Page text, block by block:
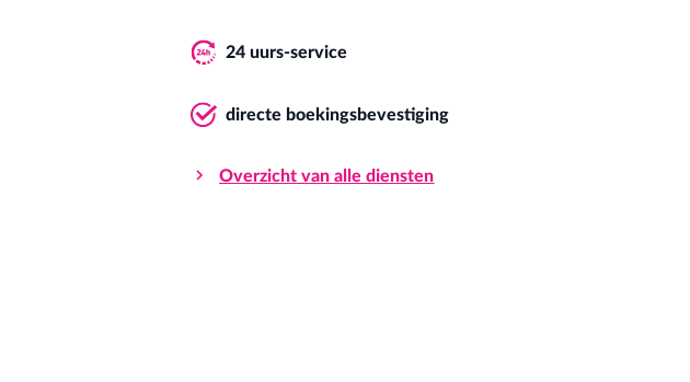
24 uurs-service
directe boekingsbevestiging
Overzicht van alle diensten